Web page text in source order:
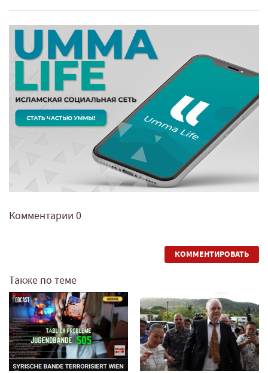
Комментарии 0
КОММЕНТИРОВАТЬ
Также по теме